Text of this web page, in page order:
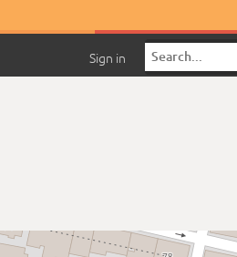
Sign in